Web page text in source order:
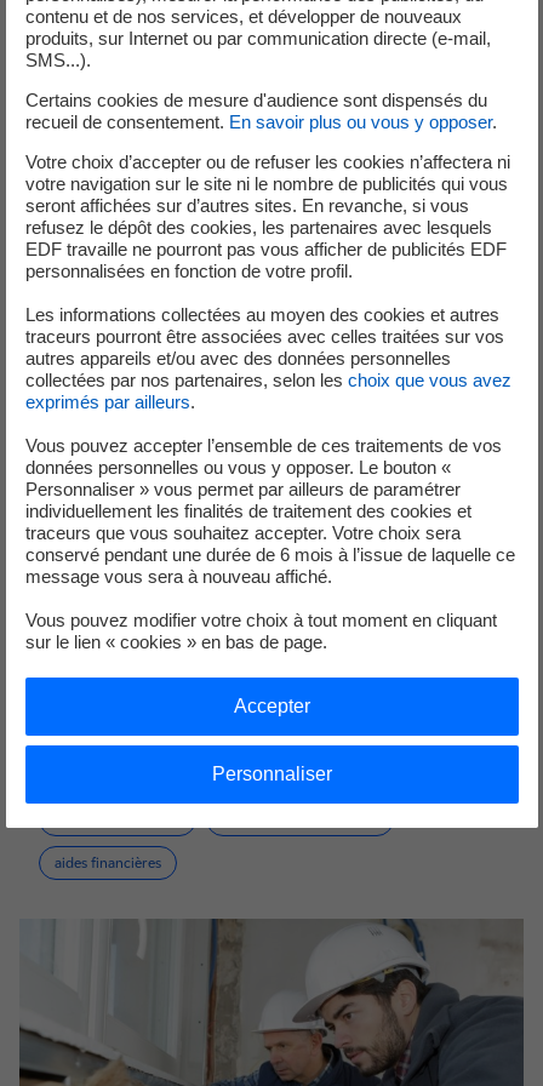
Le TURPE évolue au 1er août 2026
Normes & Réglementation Électricité
Lumière sur le dispositif des Certificats
d’Economies d’Energie (CEE)
aides financières
contenu et de nos services, et développer de nouveaux
produits, sur Internet ou par communication directe (e-mail,
SMS...).
Certains cookies de mesure d'audience sont dispensés du
recueil de consentement. En savoir plus ou vous y opposer.
Votre choix d’accepter ou de refuser les cookies n’affectera ni
votre navigation sur le site ni le nombre de publicités qui vous
seront affichées sur d’autres sites. En revanche, si vous
refusez le dépôt des cookies, les partenaires avec lesquels
EDF travaille ne pourront pas vous afficher de publicités EDF
personnalisées en fonction de votre profil.
Les informations collectées au moyen des cookies et autres
traceurs pourront être associées avec celles traitées sur vos
autres appareils et/ou avec des données personnelles
collectées par nos partenaires, selon les choix que vous avez
exprimés par ailleurs.
Vous pouvez accepter l’ensemble de ces traitements de vos
données personnelles ou vous y opposer. Le bouton «
Personnaliser » vous permet par ailleurs de paramétrer
individuellement les finalités de traitement des cookies et
traceurs que vous souhaitez accepter. Votre choix sera
conservé pendant une durée de 6 mois à l’issue de laquelle ce
message vous sera à nouveau affiché.
Vous pouvez modifier votre choix à tout moment en cliquant
sur le lien « cookies » en bas de page.
Personnaliser
Accepter